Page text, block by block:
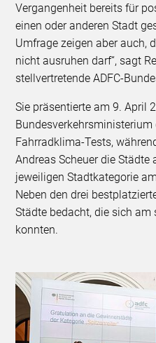
Vergangenheit bereits für
einen oder anderen Stadt
Umfrage zeigen aber auch,
nicht ausruhen darf“, sagt
stellvertretende ADFC-
Sie präsentierte am 9. April
Bundesverkehrsministerium
Fahrradklima-Tests,
Andreas Scheuer die
jeweiligen Stadtkategorie
Neben den drei
Städte bedacht, die sich am
konnten.